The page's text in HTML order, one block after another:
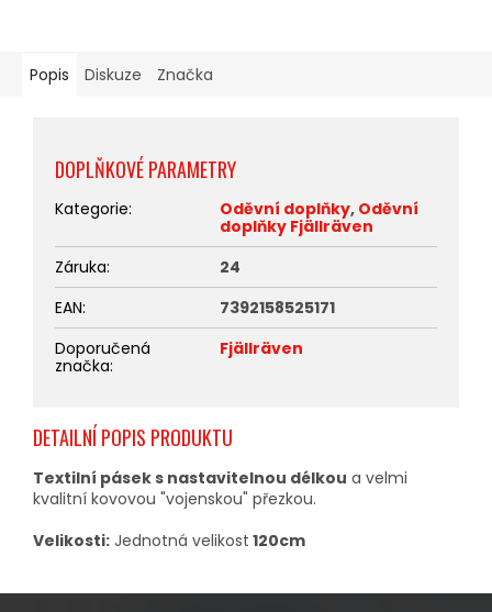
Popis Diskuze Značka
DETAILNÍ POPIS PRODUKTU
Textilní pásek s nastavitelnou délkou a velmi
kvalitní kovovou "vojenskou" přezkou.
Velikosti: Jednotná velikost 120cm
DOPLŇKOVÉ PARAMETRY
Kategorie: Oděvní doplňky, Oděvní
doplňky Fjällräven
Záruka:
24
EAN:
7392158525171
Doporučená
značka:
Fjällräven